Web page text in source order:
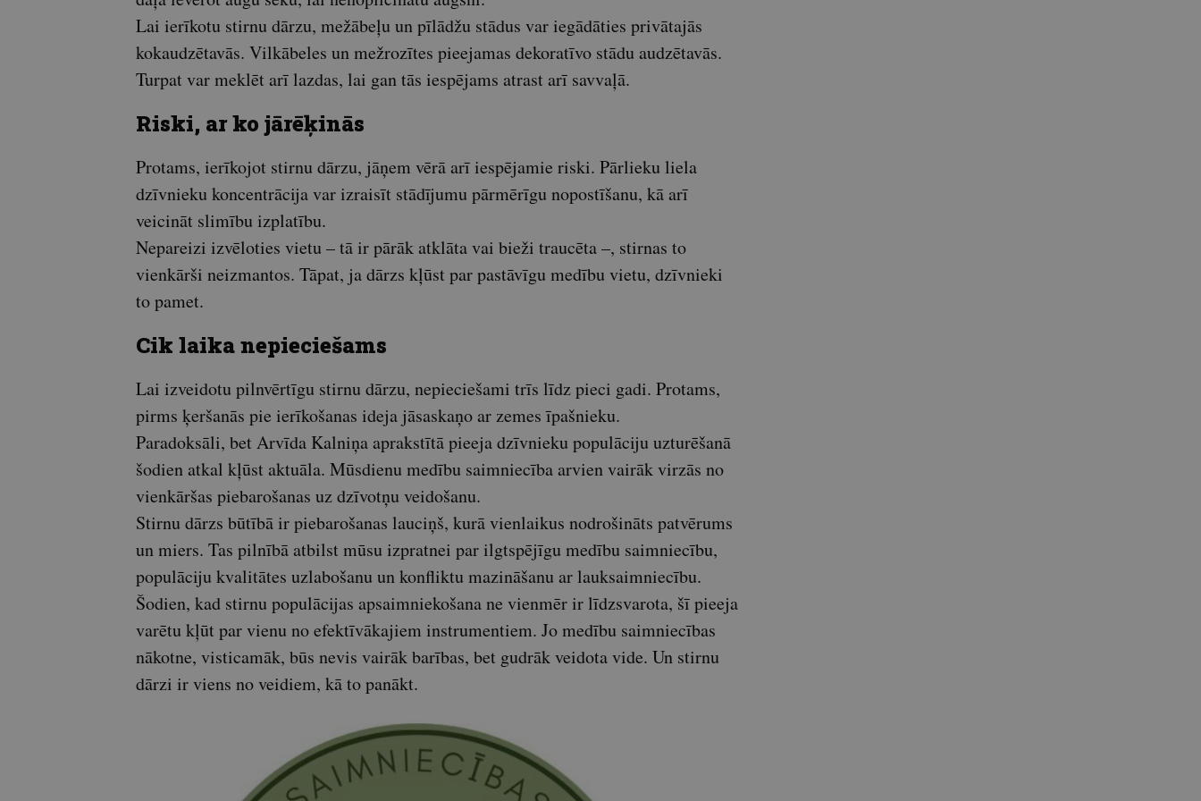
Lai ierīkotu stirnu dārzu, mežābeļu un pīlādžu stādus var iegādāties privātajās
kokaudzētavās. Vilkābeles un mežrozītes pieejamas dekoratīvo stādu audzētavās.
Turpat var meklēt arī lazdas, lai gan tās iespējams atrast arī savvaļā.
Riski, ar ko jārēķinās
Protams, ierīkojot stirnu dārzu, jāņem vērā arī iespējamie riski. Pārlieku liela
dzīvnieku koncentrācija var izraisīt stādījumu pārmērīgu nopostīšanu, kā arī
veicināt slimību izplatību.
Nepareizi izvēloties vietu – tā ir pārāk atklāta vai bieži traucēta –, stirnas to
vienkārši neizmantos. Tāpat, ja dārzs kļūst par pastāvīgu medību vietu, dzīvnieki
to pamet.
Cik laika nepieciešams
Lai izveidotu pilnvērtīgu stirnu dārzu, nepieciešami trīs līdz pieci gadi. Protams,
pirms ķeršanās pie ierīkošanas ideja jāsaskaņo ar zemes īpašnieku.
Paradoksāli, bet Arvīda Kalniņa aprakstītā pieeja dzīvnieku populāciju uzturēšanā
šodien atkal kļūst aktuāla. Mūsdienu medību saimniecība arvien vairāk virzās no
vienkāršas piebarošanas uz dzīvotņu veidošanu.
Stirnu dārzs būtībā ir piebarošanas lauciņš, kurā vienlaikus nodrošināts patvērums
un miers. Tas pilnībā atbilst mūsu izpratnei par ilgtspējīgu medību saimniecību,
populāciju kvalitātes uzlabošanu un konfliktu mazināšanu ar lauksaimniecību.
Šodien, kad stirnu populācijas apsaimniekošana ne vienmēr ir līdzsvarota, šī pieeja
varētu kļūt par vienu no efektīvākajiem instrumentiem. Jo medību saimniecības
nākotne, visticamāk, būs nevis vairāk barības, bet gudrāk veidota vide. Un stirnu
dārzi ir viens no veidiem, kā to panākt.